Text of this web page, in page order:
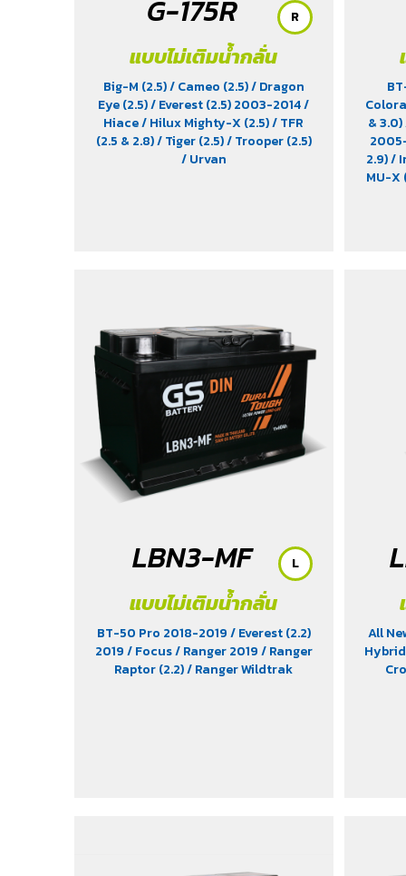
G-175R
แบบไม่เติมน้ำกลั่น
Big-M (2.5)/ Cameo (2.5)/ Dragon
Eye (2.5)/ Everest (2.5) 2003-2014/
Hiace/ Hilux Mighty-X (2.5)/ TFR
(2.5 & 2.8)/ Tiger (2.5)/ Trooper (2.5)
/ Urvan
R
& 3.0)
2.9)/
MU-X
LBN3-MF
แบบไม่เติมน้ำกลั่น
BT-50 Pro 2018-2019/ Everest (2.2)
2019/ Focus/ Ranger 2019/ Ranger
Raptor (2.2)/ Ranger Wildtrak
L
All